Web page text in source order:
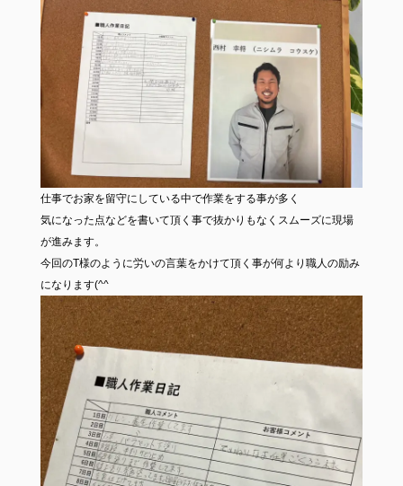
仕事でお家を留守にしている中で作業をする事が多く
気になった点などを書いて頂く事で抜かりもなくスムーズに現場
が進みます。
今回のT様のように労いの言葉をかけて頂く事が何より職人の励み
になります(^^